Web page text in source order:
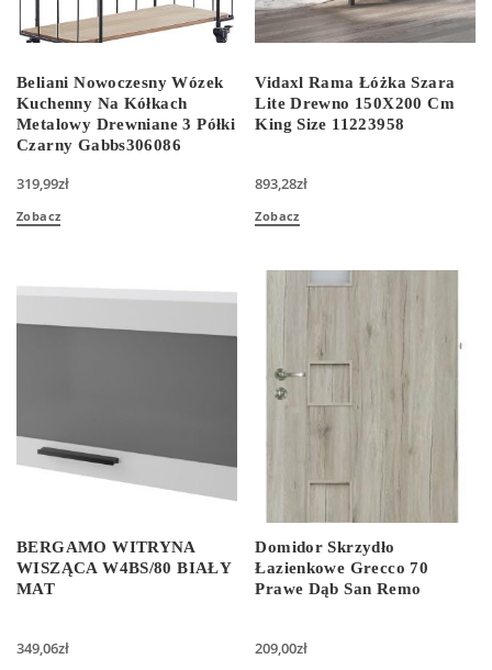
Beliani Nowoczesny Wózek
Kuchenny Na Kółkach
Metalowy Drewniane 3 Półki
Czarny Gabbs306086
319,99zł
Zobacz
Vidaxl Rama Łóżka Szara
Lite Drewno 150X200 Cm
King Size 11223958
893,28zł
Zobacz
BERGAMO WITRYNA
WISZĄCA W4BS/80 BIAŁY
MAT
349,06zł
Domidor Skrzydło
Łazienkowe Grecco 70
Prawe Dąb San Remo
209,00zł